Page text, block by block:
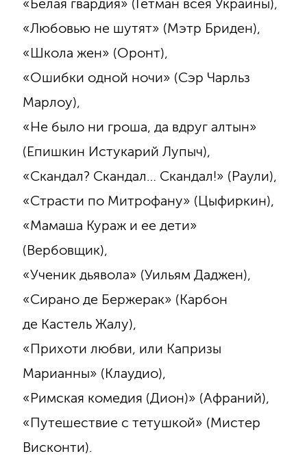
«Белая гвардия» (Гетман всея Украины),
«Любовью не шутят» (Мэтр Бриден),
«Школа жен» (Оронт),
«Ошибки одной ночи» (Сэр Чарльз
Марлоу),
«Не было ни гроша, да вдруг алтын»
(Епишкин Истукарий Лупыч),
«Скандал? Скандал… Скандал!» (Раули),
«Страсти по Митрофану» (Цыфиркин),
«Мамаша Кураж и ее дети»
(Вербовщик),
«Ученик дьявола» (Уильям Даджен),
«Сирано де Бержерак» (Карбон
де Кастель Жалу),
«Прихоти любви, или Капризы
Марианны» (Клаудио),
«Римская комедия (Дион)» (Афраний),
«Путешествие с тетушкой» (Мистер
Висконти).